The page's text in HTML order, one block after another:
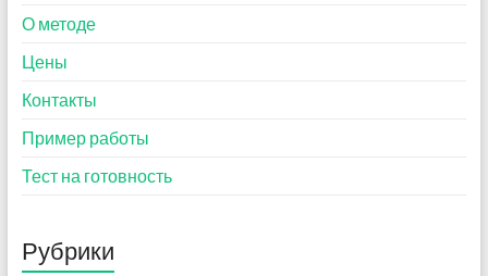
О методе
Цены
Контакты
Пример работы
Тест на готовность
Рубрики